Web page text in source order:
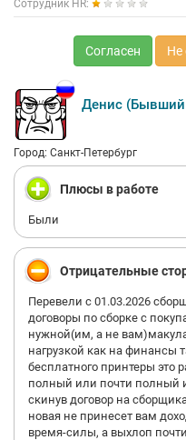
Сотрудник HR:
Согласен Не
Денис (Бывший
Город: Санкт-Петербург
Плюсы в работе
Были
Отрицательные
Перевели с 01.03.2026
договоры по сборке с
нужной(им, а не
нагрузкой как на финансы
бесплатного принтеры это
полный или почти полный
скинув договор на
новая не принесет вам
время-силы, а выхлоп